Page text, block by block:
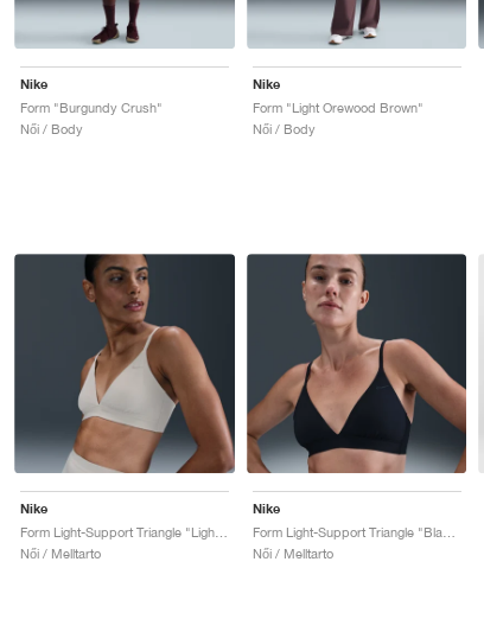
Nike
Form "Burgundy Crush"
Női / Body
Nike
Form "Light Orewood Brown"
Női / Body
Nike
Női / Melltarto
Nike
Női / Melltarto